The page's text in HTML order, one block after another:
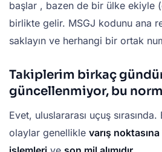
başlar , bazen de bir ülke ekiyle
birlikte gelir. MSGJ kodunu ana
saklayın ve herhangi bir ortak
Takiplerim birkaç
güncellenmiyor, bu
Evet, uluslararası uçuş
olaylar genellikle varış noktasına